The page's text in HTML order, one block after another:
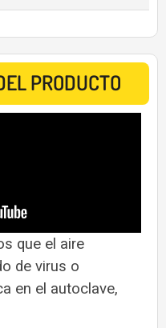
PRODUCTO
que el aire
de virus o
en el autoclave,